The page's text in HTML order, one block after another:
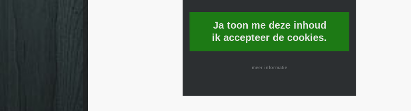
Ja toon me deze inhoud
ik accepteer de cookies.
meer informatie